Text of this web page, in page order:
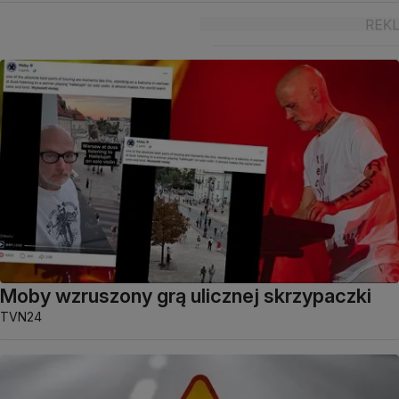
Moby wzruszony grą ulicznej skrzypaczki
TVN24